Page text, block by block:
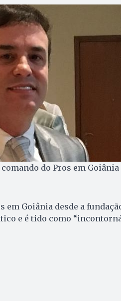
do Pros em Goiânia
Goiânia desde a
e é tido como